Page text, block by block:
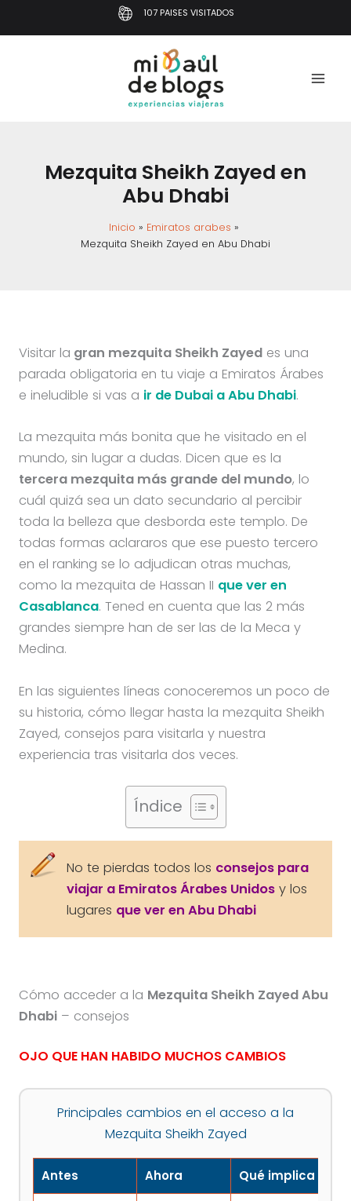
al
107 PAISES VISITADOS
Mezquita Sheikh Zayed en
Abu Dhabi
Inicio
Emiratos arabes
Mezquita Sheikh Zayed en Abu Dhabi
Visitar la gran mezquita Sheikh Zayedes una
parada obligatoria en tu viaje a Emiratos Árabes
e ineludible si vas a ir de Dubai a Abu Dhabi.
La mezquita más bonita que he visitado en el
mundo, sin lugar a dudas. Dicen que es la
tercera mezquita más grande del mundo, lo
cuál quizá sea un dato secundario al percibir
toda la belleza que desborda este templo. De
todas formas aclararos que ese puesto tercero
en el ranking se lo adjudican otras muchas,
como la mezquita de Hassan II que ver en
Casablanca. Tened en cuenta que las 2 más
grandes siempre han de ser las de la Meca y
Medina.
En las siguientes líneas conoceremos un poco de
su historia, cómo llegar hasta la mezquita Sheikh
Zayed, consejos para visitarla y nuestra
experiencia tras visitarla dos veces.
Índice
No te pierdas todos los consejos para
viajar a Emiratos Árabes Unidosy los
lugares que ver en Abu Dhabi
Cómo acceder a la Mezquita Sheikh Zayed Abu
Dhabi– consejos
OJO QUE HAN HABIDO MUCHOS CAMBIOS
Principales cambios en el acceso a la
Mezquita Sheikh Zayed
Antes Ahora Qué implica